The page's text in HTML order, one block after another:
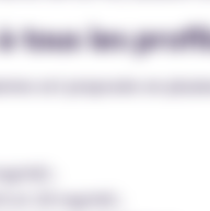
tous les
est proposée en
ml) ;
et 20 mg/ml) ;